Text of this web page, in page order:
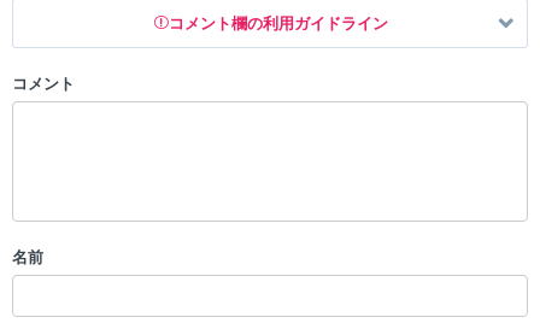
コメント欄の利用ガイドライン
以下の書き込みを禁止とし、場合によってはコメント削除や書き込み制
・一度削除された投稿を再び投稿すること
・アカウントの売買など金銭が絡む内容の投稿
コメント
名前